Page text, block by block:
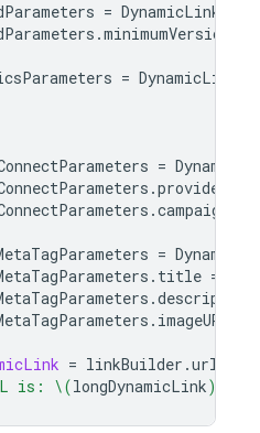
=
.minimumVersion
=
=
.
.
=
. title =
.
. imageURL
= linkBuilder .url
is: \(longDynamicLink)